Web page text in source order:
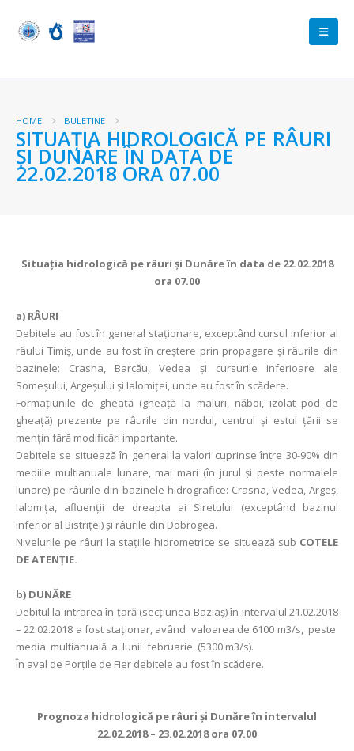
HOME BULETINE
SITUAŢIA HIDROLOGICĂ PE RÂURI
ŞI DUNĂRE ÎN DATA DE
22.02.2018 ORA 07.00
Situaţia hidrologică pe râuri şi Dunăre în data de 22.02.2018
ora 07.00
a) RÂURI
Debitele au fost în general staționare, exceptând cursul inferior al
râului Timiş, unde au fost în creștere prin propagare și râurile din
bazinele: Crasna, Barcău, Vedea și cursurile inferioare ale
Someșului, Argeşului și Ialomiței, unde au fost în scădere.
Formaţiunile de gheaţă (gheaţă la maluri, nǎboi, izolat pod de
gheaţă) prezente pe râurile din nordul, centrul și estul ţării se
mențin fără modificări importante.
Debitele se situează în general la valori cuprinse între 30-90% din
mediile multianuale lunare, mai mari (în jurul și peste normalele
lunare) pe râurile din bazinele hidrografice: Crasna, Vedea, Argeș,
Ialomița, afluenții de dreapta ai Siretului (exceptând bazinul
inferior al Bistriței) și râurile din Dobrogea.
Nivelurile pe râuri la staţiile hidrometrice se situează sub COTELE
DE ATENŢIE.
b) DUNĂRE
Debitul la intrarea în ţară (secţiunea Baziaş) în intervalul 21.02.2018
– 22.02.2018 a fost staţionar, având valoarea de 6100 m3/s, peste
media multianuală a lunii februarie (5300 m3/s).
În aval de Porţile de Fier debitele au fost în scădere.
Prognoza hidrologică pe râuri şi Dunăre în intervalul
22.02.2018 – 23.02.2018 ora 07.00